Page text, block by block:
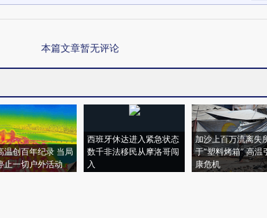
本篇文章暂无评论
温创百年纪录 当局
止一切户外活动
西班牙休达进入紧急状态
数千非法移民从摩洛哥闯
入
加沙上百万流离失
于“塑料烤箱” 高温
康危机